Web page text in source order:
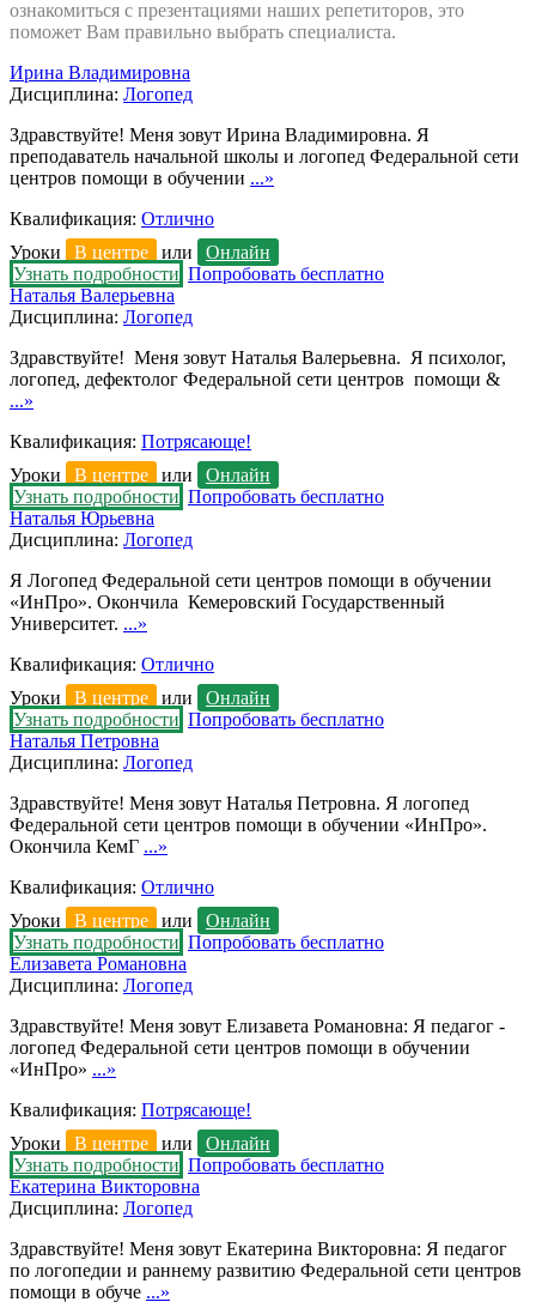
ознакомиться с презентациями наших репетиторов, это
поможет Вам правильно выбрать специалиста.
Ирина Владимировна
Дисциплина: Логопед
Здравствуйте! Меня зовут Ирина Владимировна. Я
преподаватель начальной школы и логопед Федеральной сети
центров помощи в обучении ...»
Квалификация: Отлично
Уроки
В центре или
Онлайн
Узнать подробности Попробовать бесплатно
Наталья Валерьевна
Дисциплина: Логопед
Здравствуйте! Меня зовут Наталья Валерьевна. Я психолог,
логопед, дефектолог Федеральной сети центров помощи &
...»
Квалификация: Потрясающе!
Уроки
В центре или
Онлайн
Узнать подробности Попробовать бесплатно
Наталья Юрьевна
Дисциплина: Логопед
Я Логопед Федеральной сети центров помощи в обучении
«ИнПро». Окончила Кемеровский Государственный
Университет. ...»
Квалификация: Отлично
Уроки
В центре или
Онлайн
Узнать подробности Попробовать бесплатно
Наталья Петровна
Дисциплина: Логопед
Здравствуйте! Меня зовут Наталья Петровна. Я логопед
Федеральной сети центров помощи в обучении «ИнПро».
Окончила КемГ ...»
Квалификация: Отлично
Уроки
В центре или
Онлайн
Узнать подробности Попробовать бесплатно
Елизавета Романовна
Дисциплина: Логопед
Здравствуйте! Меня зовут Елизавета Романовна: Я педагог -
логопед Федеральной сети центров помощи в обучении
«ИнПро» ...»
Квалификация: Потрясающе!
Уроки
В центре или
Онлайн
Узнать подробности Попробовать бесплатно
Екатерина Викторовна
Дисциплина: Логопед
Здравствуйте! Меня зовут Екатерина Викторовна: Я педагог
по логопедии и раннему развитию Федеральной сети центров
помощи в обуче ...»